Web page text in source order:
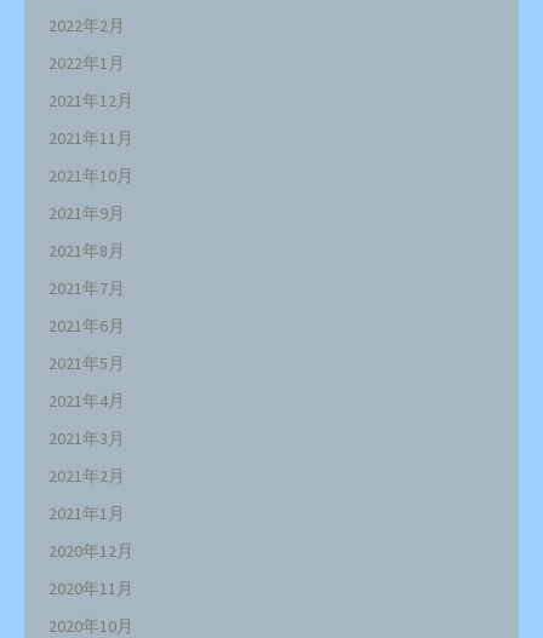
2022年2月
2022年1月
2021年12月
2021年11月
2021年10月
2021年9月
2021年8月
2021年7月
2021年6月
2021年5月
2021年4月
2021年3月
2021年2月
2021年1月
2020年12月
2020年11月
2020年10月